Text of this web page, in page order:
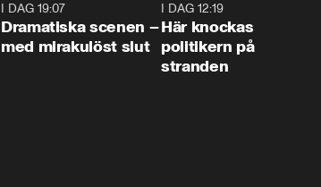
I DAG 19:07
Dramatiska scenen –
med mirakulöst slut
I DAG 12:19
Här knockas
politikern på
stranden